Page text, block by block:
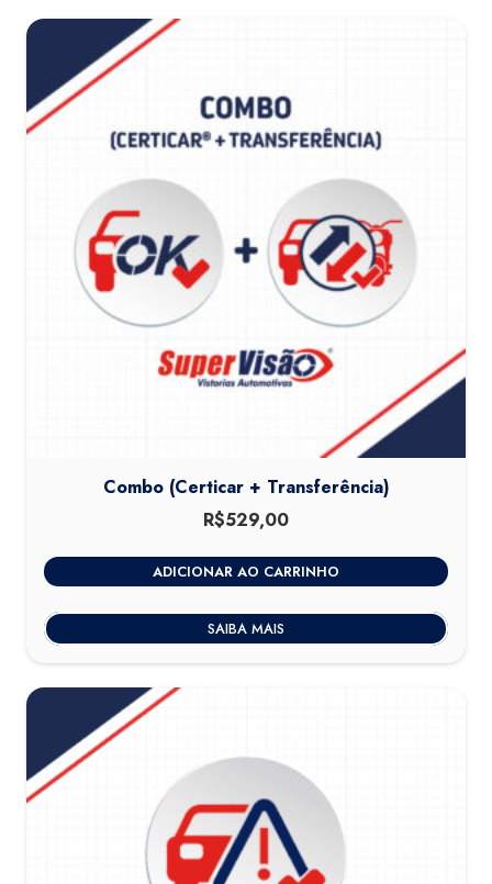
Combo (Certicar + Transferência)
R$529,00
ADICIONAR AO CARRINHO
SAIBA MAIS